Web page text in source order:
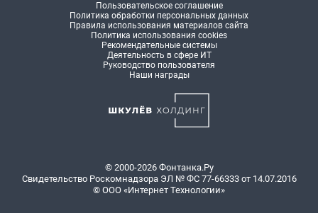
Пользовательское соглашение
Политика обработки персональных данных
Правила использования материалов сайта
Политика использования cookies
Рекомендательные системы
Деятельность в сфере ИТ
Руководство пользователя
Наши награды
© 2000-2026 Фонтанка.Ру
Свидетельство Роскомнадзора ЭЛ № ФС 77-66333 от 14.07.2016
© ООО «Интернет Технологии»